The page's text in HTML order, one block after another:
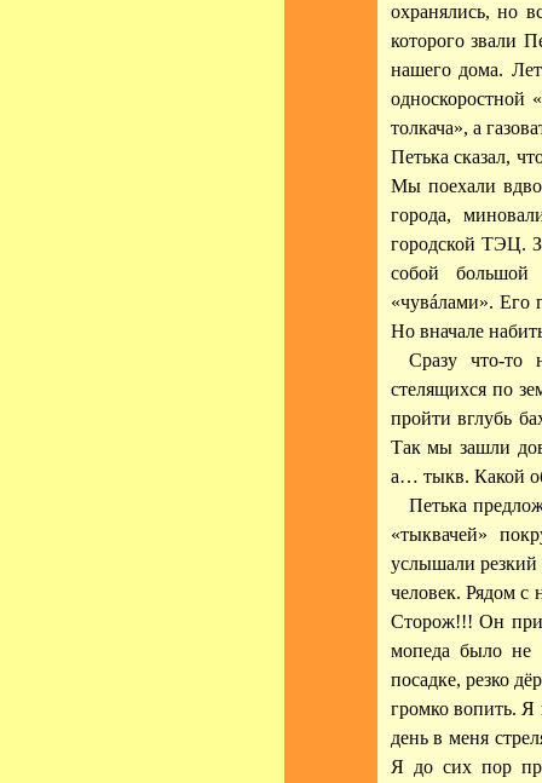
охранялись, но
которого звали
нашего дома.
односкоростной
толкача», а
Петька сказал,
Мы поехали
города,
городской ТЭЦ.
собой
«чувáлами». Его
Но вначале
Сразу что-то
стелящихся по
пройти вглубь
Так мы зашли
а… тыкв. Какой
Петька
«тыквачей»
услышали
человек. Рядом с
Сторож!!! Он
мопеда было не
посадке, резко
громко вопить. Я
день в меня
Я до сих пор